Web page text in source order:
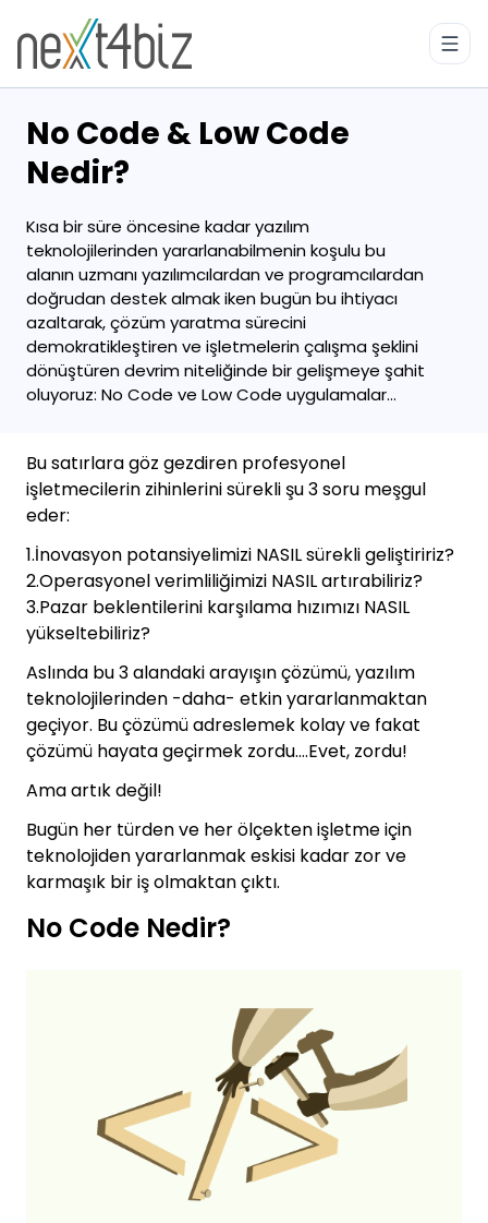
No Code & Low Code
Nedir?
Kısa bir süre öncesine kadar yazılım
teknolojilerinden yararlanabilmenin koşulu bu
alanın uzmanı yazılımcılardan ve programcılardan
doğrudan destek almak iken bugün bu ihtiyacı
azaltarak, çözüm yaratma sürecini
demokratikleştiren ve işletmelerin çalışma şeklini
dönüştüren devrim niteliğinde bir gelişmeye şahit
oluyoruz: No Code ve Low Code uygulamalar...
Bu satırlara göz gezdiren profesyonel
işletmecilerin zihinlerini sürekli şu 3 soru meşgul
eder:
1.İnovasyon potansiyelimizi NASIL sürekli geliştiririz?
2.Operasyonel verimliliğimizi NASIL artırabiliriz?
3.Pazar beklentilerini karşılama hızımızı NASIL
yükseltebiliriz?
Aslında bu 3 alandaki arayışın çözümü, yazılım
teknolojilerinden -daha- etkin yararlanmaktan
geçiyor. Bu çözümü adreslemek kolay ve fakat
çözümü hayata geçirmek zordu….Evet, zordu!
Ama artık değil!
Bugün her türden ve her ölçekten işletme için
teknolojiden yararlanmak eskisi kadar zor ve
karmaşık bir iş olmaktan çıktı.
No Code Nedir?